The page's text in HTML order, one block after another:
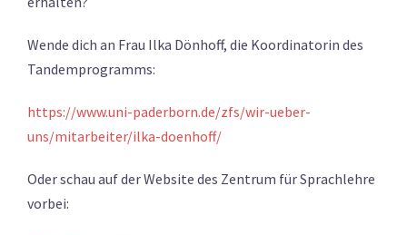
Wende dich an Frau Ilka Dönhoff, die Koordinatorin des
Tandemprogramms:
https://www.uni-paderborn.de/zfs/wir-ueber-
uns/mitarbeiter/ilka-doenhoff/
Oder schau auf der Website des Zentrum für Sprachlehre
vorbei: